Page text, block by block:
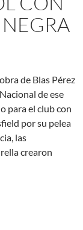
de Blas Pérez
de ese
para el club con
por su pelea
las
crearon